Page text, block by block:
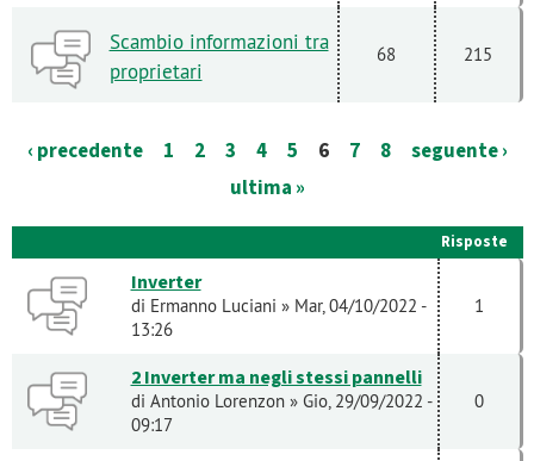
Scambio informazioni tra
proprietari
68 215
‹ precedente 1 2 3 4 5 6 7 8
seguente ›
ultima »
Risposte
Inverter
di Ermanno Luciani » Mar, 04/10/2022 -
13:26
1
2 Inverter ma negli stessi pannelli
di Antonio Lorenzon» Gio, 29/09/2022 -
09:17
0